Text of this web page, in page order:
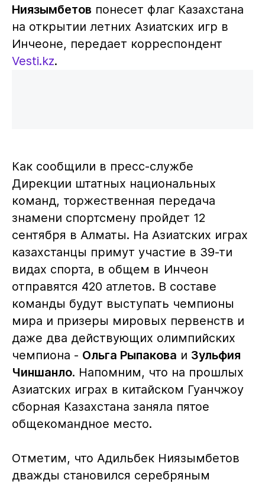
Ниязымбетов понесет флаг Казахстана
на открытии летних Азиатских игр в
Инчеоне, передает корреспондент
Vesti.kz.
Как сообщили в пресс-службе
Дирекции штатных национальных
команд, торжественная передача
знамени спортсмену пройдет 12
сентября в Алматы. На Азиатских играх
казахстанцы примут участие в 39-ти
видах спорта, в общем в Инчеон
отправятся 420 атлетов. В составе
команды будут выступать чемпионы
мира и призеры мировых первенств и
даже два действующих олимпийских
чемпиона - Ольга Рыпакова и Зульфия
Чиншанло. Напомним, что на прошлых
Азиатских играх в китайском Гуанчжоу
сборная Казахстана заняла пятое
общекомандное место.
Отметим, что Адильбек Ниязымбетов
дважды становился серебряным